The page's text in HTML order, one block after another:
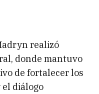
realizó
donde mantuvo
de fortalecer los
diálogo